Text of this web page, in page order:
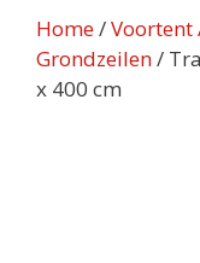
Home/Voortent
Grondzeilen/
x 400 cm